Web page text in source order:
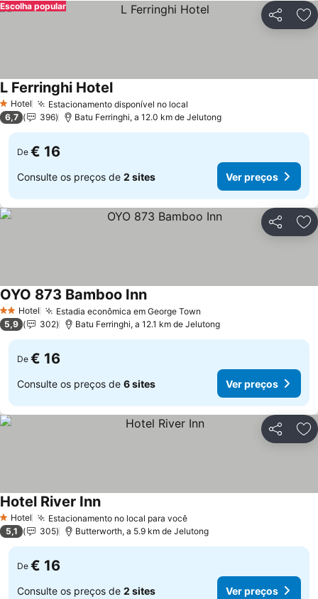
Partilhar
Escolha popular
1 Estrelas
Hotel Estacionamento disponível no local
L Ferringhi Hotel
6,7 396 Batu Ferringhi, a 12.0 km de Jelutong
De € 16
Consulte os preços de 2 sites Ver preços
Partilhar
2 Estrelas
Hotel Estadia econômica em George Town
OYO 873 Bamboo Inn
5,9 302 Batu Ferringhi, a 12.1 km de Jelutong
De € 16
Consulte os preços de 6 sites Ver preços
Partilhar
1 Estrelas
Hotel Estacionamento no local para você
Hotel River Inn
5,1 305 Butterworth, a 5.9 km de Jelutong
De € 16
Consulte os preços de 2 sites Ver preços